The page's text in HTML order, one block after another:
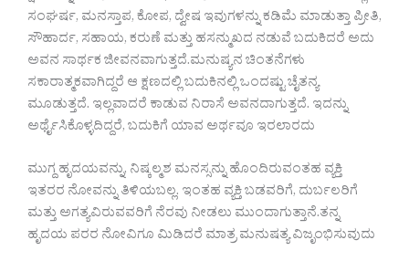
ಸಂಘರ್ಷ, ಮನಸ್ತಾಪ, ಕೋಪ, ದ್ವೇಷ ಇವುಗಳನ್ನು ಕಡಿಮೆ ಮಾಡುತ್ತಾ ಪ್ರೀತಿ,
ಸೌಹಾರ್ದ, ಸಹಾಯ, ಕರುಣೆ ಮತ್ತು ಹಸನ್ಮುಖದ ನಡುವೆ ಬದುಕಿದರೆ ಅದು
ಅವನ ಸಾರ್ಥಕ ಜೀವನವಾಗುತ್ತದೆ.ಮನುಷ್ಯನ ಚಿಂತನೆಗಳು
ಸಕಾರಾತ್ಮಕವಾಗಿದ್ದರೆ ಆ ಕ್ಷಣದಲ್ಲಿ ಬದುಕಿನಲ್ಲಿ ಒಂದಷ್ಟು ಚೈತನ್ಯ
ಮೂಡುತ್ತದೆ. ಇಲ್ಲವಾದರೆ ಕಾಡುವ ನಿರಾಸೆ ಅವನದಾಗುತ್ತದೆ. ಇದನ್ನು
ಅರ್ಥೈಸಿಕೊಳ್ಳದಿದ್ದರೆ, ಬದುಕಿಗೆ ಯಾವ ಅರ್ಥವೂ ಇರಲಾರದು
ಮುಗ್ದ ಹೃದಯವನ್ನು, ನಿಷ್ಕಲ್ಮಶ ಮನಸ್ಸನ್ನು ಹೊಂದಿರುವಂತಹ ವ್ಯಕ್ತಿ
ಇತರರ ನೋವನ್ನು ತಿಳಿಯಬಲ್ಲ. ಇಂತಹ ವ್ಯಕ್ತಿ ಬಡವರಿಗೆ, ದುರ್ಬಲರಿಗೆ
ಮತ್ತು ಅಗತ್ಯವಿರುವವರಿಗೆ ನೆರವು ನೀಡಲು ಮುಂದಾಗುತ್ತಾನೆ.ತನ್ನ
ಹೃದಯ ಪರರ ನೋವಿಗೂ ಮಿಡಿದರೆ ಮಾತ್ರ ಮನುಷತ್ಯ ವಿಜೃಂಭಿಸುವುದು